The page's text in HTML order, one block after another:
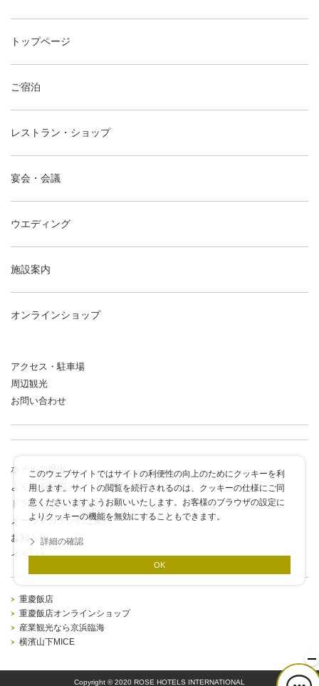
このウェブサイトではサイトの利便性の向上のためにクッキーを利
用します。サイトの閲覧を続行されるのは、クッキーの仕様にご同
意くださいますようお願いいたします。お客様のブラウザの設定に
よりクッキーの機能を無効にすることもできます。
詳細の確認
OK
トップページ
ご宿泊
レストラン・ショップ
宴会・会議
ウエディング
施設案内
オンラインショップ
アクセス・駐車場
周辺観光
お問い合わせ
ホテルの歴史
よくある質問
ドラゴンポイントカード
メールマガジンのご案内
お知らせ
イベント
重慶飯店
重慶飯店オンラインショップ
産業観光なら京浜臨海
横濱山下MICE
Copyright © 2020 ROSE HOTELS INTERNATIONAL